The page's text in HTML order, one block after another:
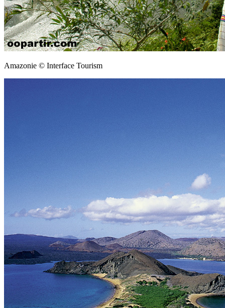
Amazonie © Interface Tourism